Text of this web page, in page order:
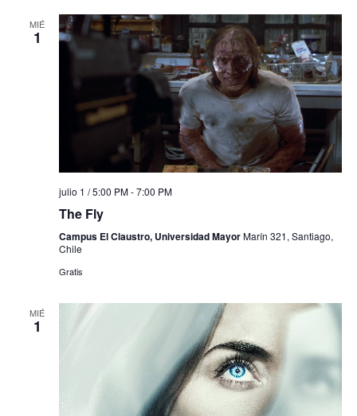
MIÉ
1
julio 1 / 5:00 PM-7:00 PM
The Fly
Campus El Claustro, Universidad MayorMarín 321, Santiago,
Chile
Gratis
MIÉ
1